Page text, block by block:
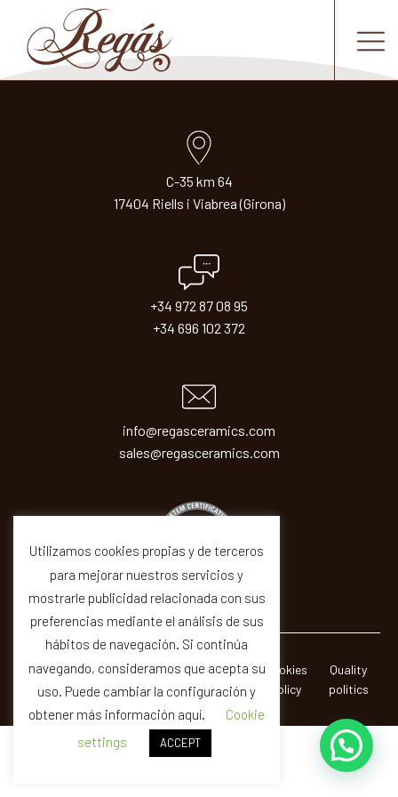
C-35 km 64
17404 Riells i Viabrea (Girona)
+34 972 87 08 95
+34 696 102 372
info@regasceramics.com
sales@regasceramics.com
© REGAS ·
CERAMICAS SIR SA
Legal
Notice
Privacity
Policy
Cookies
Policy
Quality
politics
Utilizamos cookies propias y de terceros
para mejorar nuestros servicios y
mostrarle publicidad relacionada con sus
preferencias mediante el análisis de sus
hábitos de navegación. Si continúa
navegando, consideramos que acepta su
uso. Puede cambiar la configuración y
obtener más información aquí.
Cookie
settings
ACCEPT